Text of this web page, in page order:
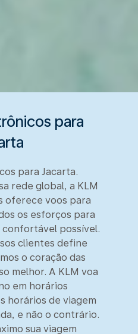
para
para Jacarta.
rede global, a KLM
oferece voos para
os esforços para
confortável possível.
clientes define
o coração das
melhor. A KLM voa
em horários
horários de viagem
e não o contrário.
sua viagem